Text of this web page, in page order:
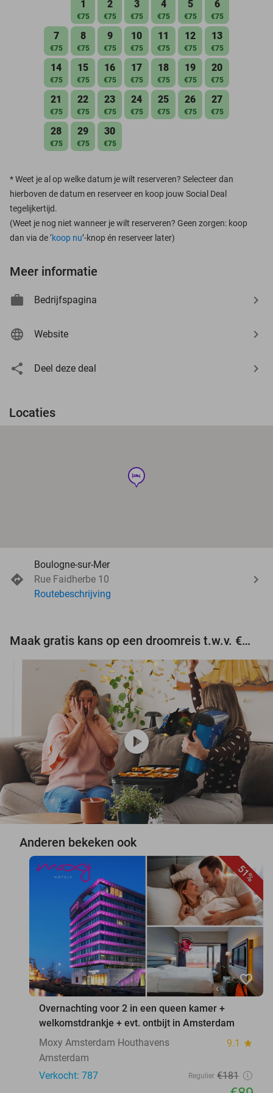
1
€75
2
€75
3
€75
4
€75
5
€75
6
€75
7
€75
8
€75
9
€75
10
€75
11
€75
12
€75
13
€75
14
€75
15
€75
16
€75
17
€75
18
€75
19
€75
20
€75
21
€75
22
€75
23
€75
24
€75
25
€75
26
€75
27
€75
28
€75
29
€75
30
€75
*Weet je al op welke datum je wilt reserveren? Selecteer dan
hierboven de datum en reserveer en koop jouw Social Deal
tegelijkertijd.
(Weet je nog niet wanneer je wilt reserveren? Geen zorgen: koop
dan via de ‘koop nu’-knop én reserveer later)
Meer informatie
Bedrijfspagina
Website
Deel deze deal
Locaties
hotel
Boulogne-sur-Mer
Rue Faidherbe 10
Routebeschrijving
Maak gratis kans op een droomreis t.w.v. €3.000!
play_circle
Anderen bekeken ook
51%
favorite_border
Overnachting voor 2 in een queen kamer +
welkomstdrankje + evt. ontbijt in Amsterdam
Moxy Amsterdam Houthavens
9.1 star
Amsterdam
Verkocht: 787
Regulier €181